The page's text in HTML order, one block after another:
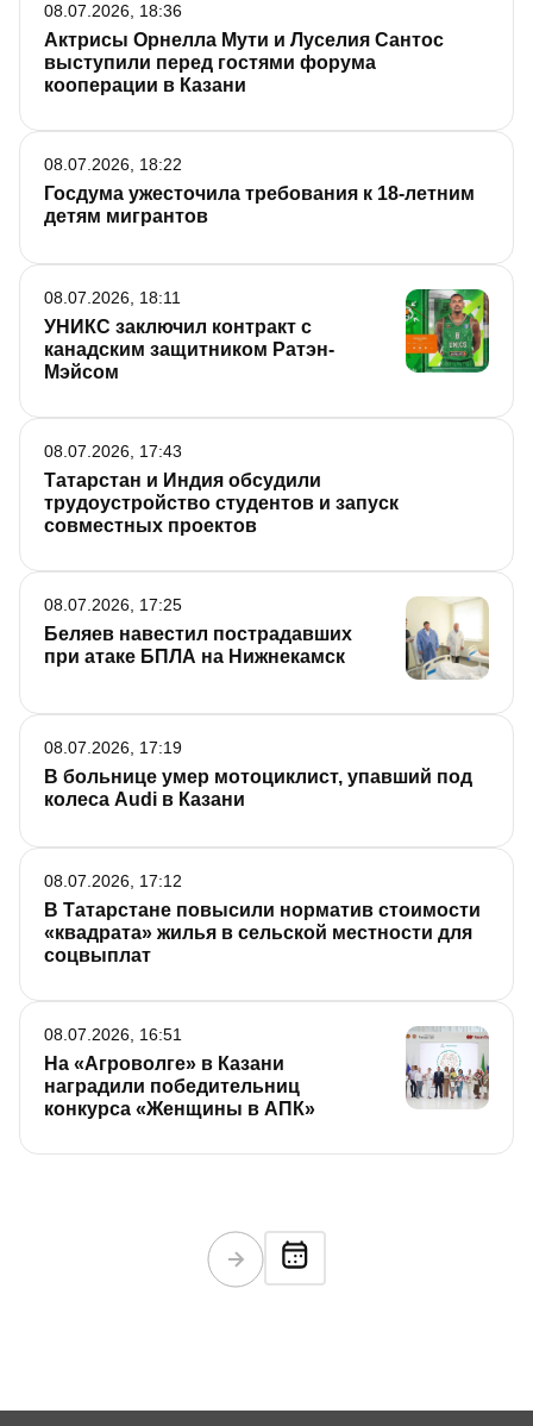
Актрисы Орнелла Мути и Луселия Сантос
выступили перед гостями форума
кооперации в Казани
08.07.2026, 18:36
Госдума ужесточила требования к 18-летним
детям мигрантов
08.07.2026, 18:22
УНИКС заключил контракт с
канадским защитником Ратэн-
Мэйсом
08.07.2026, 18:11
Татарстан и Индия обсудили
трудоустройство студентов и запуск
совместных проектов
08.07.2026, 17:43
Беляев навестил пострадавших
при атаке БПЛА на Нижнекамск
08.07.2026, 17:25
В больнице умер мотоциклист, упавший под
колеса Audi в Казани
08.07.2026, 17:19
В Татарстане повысили норматив стоимости
«квадрата» жилья в сельской местности для
соцвыплат
08.07.2026, 17:12
На «Агроволге» в Казани
наградили победительниц
конкурса «Женщины в АПК»
08.07.2026, 16:51